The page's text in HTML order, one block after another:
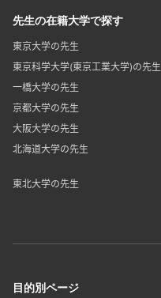
先生の在籍大学で探す
東京大学の先生
東京科学大学(東京工業大学)の先生
一橋大学の先生
京都大学の先生
大阪大学の先生
北海道大学の先生
東北大学の先生
目的別ページ